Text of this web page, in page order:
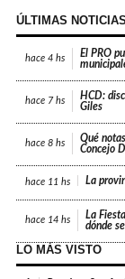
ÚLTIMAS NOTICIAS
hace 4 hs
El PRO
hace 7 hs
HCD:
Giles
hace 8 hs
Qué
Concejo
hace 11 hs La
hace 14 hs
La
dónde
LO MÁS VISTO